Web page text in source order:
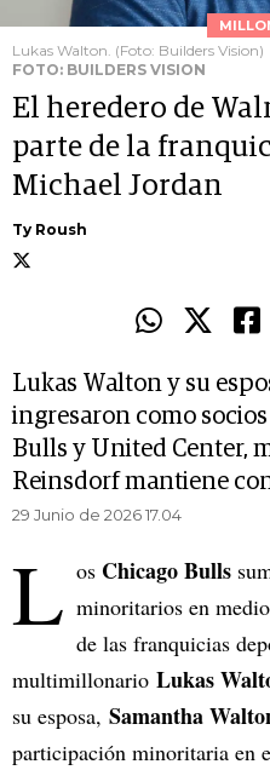
Lukas Walton. (Foto: Builders Vision)
FOTO: BUILDERS VISION
El heredero de
parte de la
Michael Jordan
Ty Roush
Lukas Walton y su
ingresaron como
Bulls y United Center,
Reinsdorf mantiene
29 Junio de 2026 17.04
L os Chicago Bulls
minoritarios en
de las franquicias
multimillonario Lukas
su esposa, Samantha
participación minoritaria en